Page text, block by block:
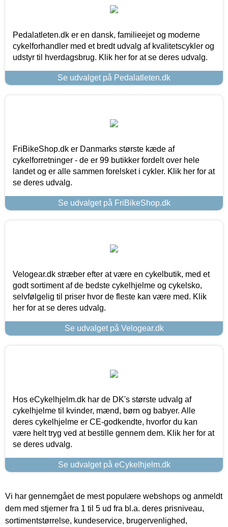
Pedalatleten.dk er en dansk, familieejet og moderne
cykelforhandler med et bredt udvalg af kvalitetscykler og
udstyr til hverdagsbrug. Klik her for at se deres udvalg.
Se udvalget på Pedalatleten.dk
FriBikeShop.dk er Danmarks største kæde af
cykelforretninger - de er 99 butikker fordelt over hele
landet og er alle sammen forelsket i cykler. Klik her for at
se deres udvalg.
Se udvalget på FriBikeShop.dk
Velogear.dk stræber efter at være en cykelbutik, med et
godt sortiment af de bedste cykelhjelme og cykelsko,
selvfølgelig til priser hvor de fleste kan være med. Klik
her for at se deres udvalg.
Se udvalget på Velogear.dk
Hos eCykelhjelm.dk har de DK's største udvalg af
cykelhjelme til kvinder, mænd, børn og babyer. Alle
deres cykelhjelme er CE-godkendte, hvorfor du kan
være helt tryg ved at bestille gennem dem. Klik her for at
se deres udvalg.
Se udvalget på eCykelhjelm.dk
Vi har gennemgået de mest populære webshops og anmeldt
dem med stjerner fra 1 til 5 ud fra bl.a. deres prisniveau,
sortimentstørrelse, kundeservice, brugervenlighed,